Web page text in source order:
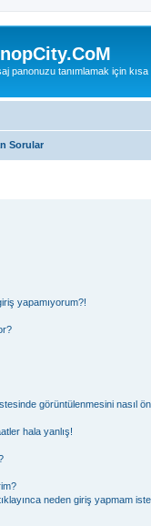
panonuzu tanımlamak için kısa
Sorular
yapamıyorum?!
görüntülenmesini nasıl
hala yanlış!
neden giriş yapmam